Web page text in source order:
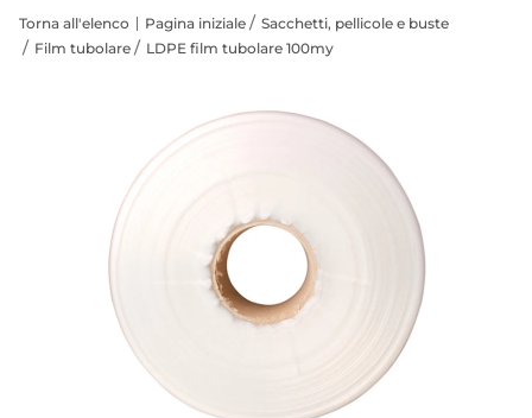
Torna all'elenco Pagina iniziale
Sacchetti, pellicole e buste
Film tubolare
LDPE film tubolare 100my